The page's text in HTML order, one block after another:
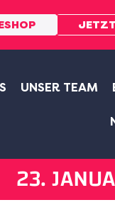
UNSER TEAM
23.